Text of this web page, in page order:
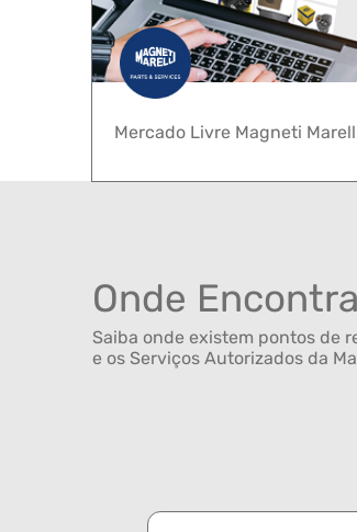
Mercado Livre Magneti
Onde
Saiba onde existem pontos de
e os Serviços Autorizados da